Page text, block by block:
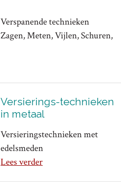
Verspanende technieken
Zagen, Meten, Vijlen, Schuren,
Versierings-technieken
in metaal
Versieringstechnieken met
edelsmeden
Lees verder